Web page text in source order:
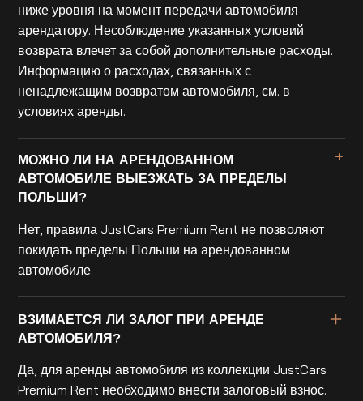
ниже уровня на момент передачи автомобиля
арендатору. Несоблюдение указанных условий
возврата влечет за собой дополнительные расходы.
Информацию о расходах, связанных с
ненадлежащим возвратом автомобиля, см. в
условиях аренды.
МОЖНО ЛИ НА АРЕНДОВАННОМ
АВТОМОБИЛЕ ВЫЕЗЖАТЬ ЗА ПРЕДЕЛЫ
ПОЛЬШИ?
Нет, правила JustCars Premium Rent не позволяют
покидать пределы Польши на арендованном
автомобиле.
ВЗИМАЕТСЯ ЛИ ЗАЛОГ ПРИ АРЕНДЕ
АВТОМОБИЛЯ?
Да, для аренды автомобиля из коллекции JustCars
Premium Rent необходимо внести залоговый взнос.